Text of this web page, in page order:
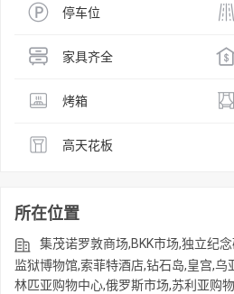
停车位
家具齐全
烤箱
高天花板
所在位置
集茂诺罗敦商场,BKK市场,独立纪
监狱博物馆,索菲特酒店,钻石岛,皇宫,
林匹亚购物中心,俄罗斯市场,苏利亚购